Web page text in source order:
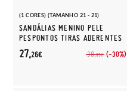
(1 CORES) (TAMANHO 21 - 21)
SANDÁLIAS MENINO PELE
PESPONTOS TIRAS ADERENTES
38,95€ (-30%)
27,26€